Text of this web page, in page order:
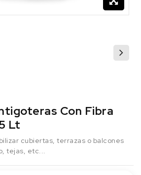
Con Fibra
Lt
cubiertas, terrazas o balcones
tejas, etc...